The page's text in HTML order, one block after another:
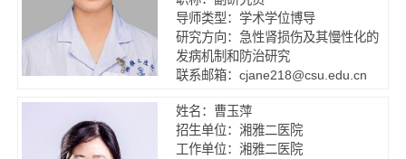
导师类型：学术学位博导
研究方向：急性肾损伤及其慢性化的
发病机制和防治研究
联系邮箱：cjane218@csu.edu.cn
姓名：曹玉萍
招生单位：湘雅二医院
工作单位：湘雅二医院